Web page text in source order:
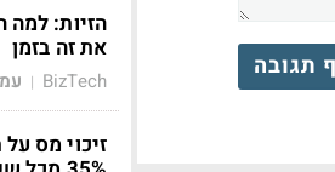
תגובה
הזיות: למה
את זה בזמן
BizTech
|